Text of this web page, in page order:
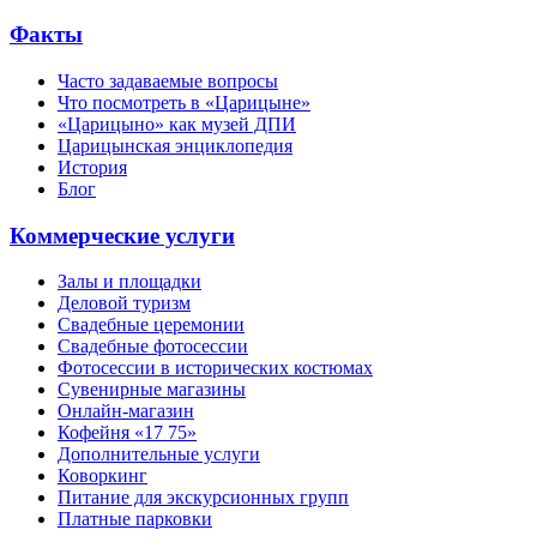
Факты
Часто задаваемые вопросы
Что посмотреть в «Царицыне»
«Царицыно» как музей ДПИ
Царицынская энциклопедия
История
Блог
Коммерческие услуги
Залы и площадки
Деловой туризм
Свадебные церемонии
Свадебные фотосессии
Фотосессии в исторических костюмах
Сувенирные магазины
Онлайн-магазин
Кофейня «17 75»
Дополнительные услуги
Коворкинг
Питание для экскурсионных групп
Платные парковки